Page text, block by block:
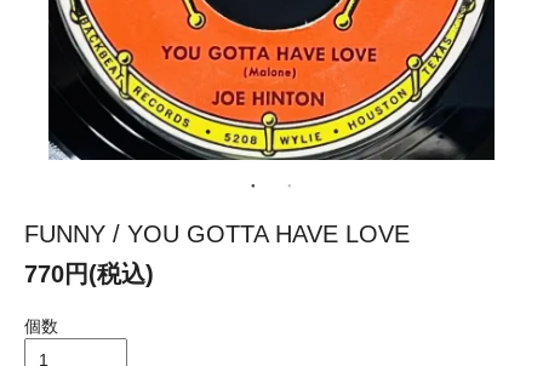
FUNNY / YOU GOTTA HAVE LOVE
770円(税込)
個数